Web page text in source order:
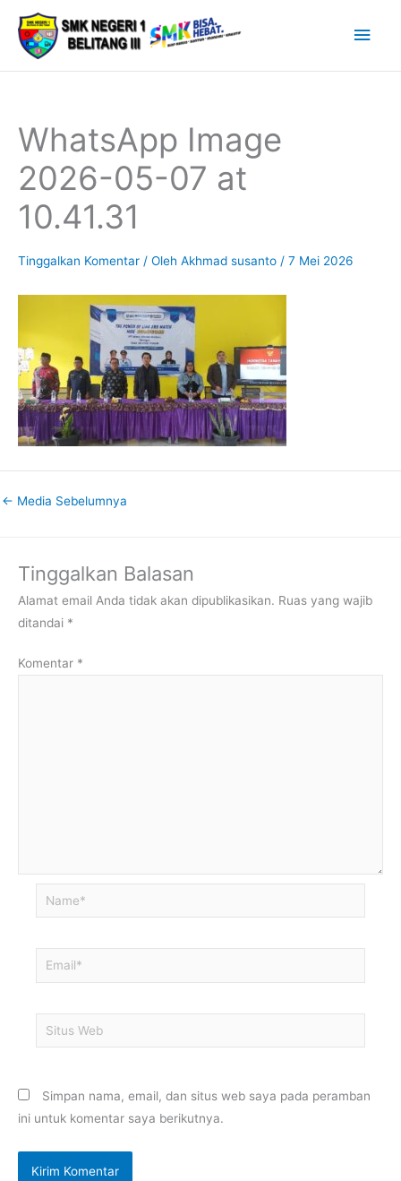
Lewati
konten
WhatsApp Image
2026-05-07 at
10.41.31
Tinggalkan Komentar / Oleh Akhmad susanto / 7 Mei 2026
← Media Sebelumnya
Tinggalkan Balasan
Alamat email Anda tidak akan dipublikasikan. Ruas yang wajib
ditandai *
Komentar *
Name*
Email*
Situs
Web
Simpan nama, email, dan situs web saya pada peramban
ini untuk komentar saya berikutnya.